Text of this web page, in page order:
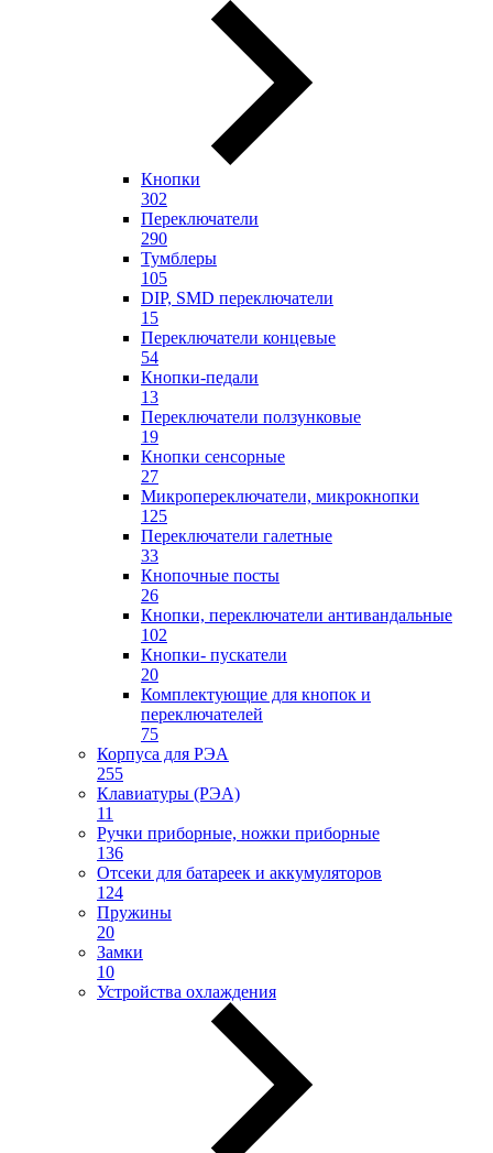
Кнопки
302
Переключатели
290
Тумблеры
105
DIP, SMD переключатели
15
Переключатели концевые
54
Кнопки-педали
13
Переключатели ползунковые
19
Кнопки сенсорные
27
Микропереключатели, микрокнопки
125
Переключатели галетные
33
Кнопочные посты
26
Кнопки, переключатели антивандальные
102
Кнопки- пускатели
20
Комплектующие для кнопок и
переключателей
75
Корпуса для РЭА
255
Клавиатуры (РЭА)
11
Ручки приборные, ножки приборные
136
Отсеки для батареек и аккумуляторов
124
Пружины
20
Замки
10
Устройства охлаждения